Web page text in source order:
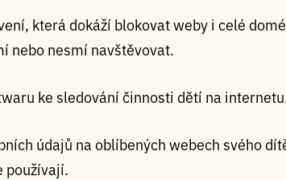
která dokáží blokovat weby i celé
nebo nesmí navštěvovat.
ke sledování činnosti dětí na
údajů na oblíbených webech svého
používají.